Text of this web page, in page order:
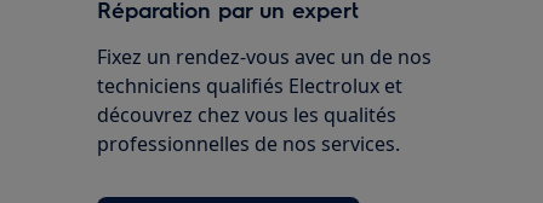
Réparation par un expert
Fixez un rendez-vous avec un de nos
techniciens qualifiés Electrolux et
découvrez chez vous les qualités
professionnelles de nos services.